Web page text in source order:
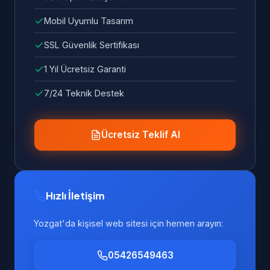
Mobil Uyumlu Tasarım
SSL Güvenlik Sertifikası
1 Yıl Ücretsiz Garanti
7/24 Teknik Destek
Ücretsiz Teklif Al
Hızlı İletişim
Yozgat'da kişisel web sitesi için hemen arayın:
05426549463